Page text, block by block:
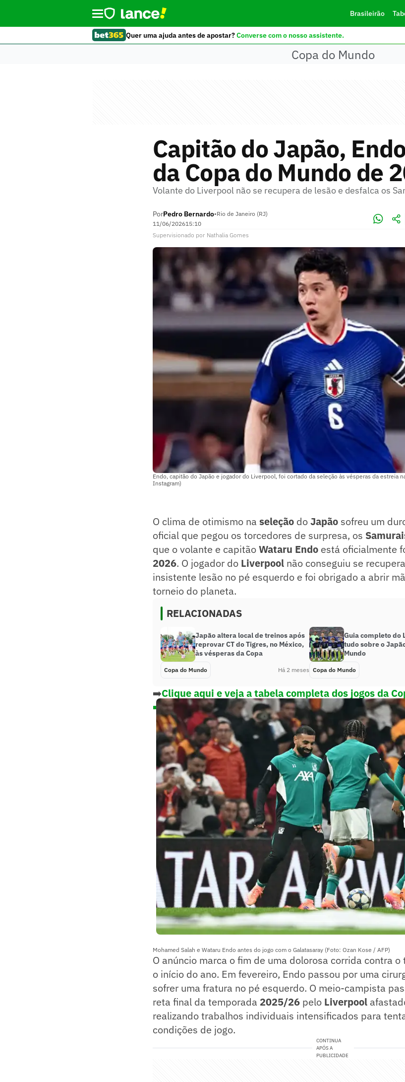
Brasileirão
Quer uma ajuda antes de apostar?Converse com o nosso assistente.
Copa do Mundo
Capitão do Japão,
da Copa do Mundo de
Volante do Liverpool não se recupera de lesão e desfalca os
PorPedro Bernardo•Rio de Janeiro (RJ)
11/06/202615:10
Supervisionado por Nathalia Gomes
Endo, capitão do Japão e jogador do Liverpool, foi cortado da seleção às vésperas da estreia
Instagram)
O clima de otimismo na seleção doJapão sofreu um
oficial que pegou os torcedores de surpresa, os
que o volante e capitãoWataru Endo está oficialmente
2026. O jogador do Liverpool não conseguiu se
insistente lesão no pé esquerdo e foi obrigado a abrir
torneio do planeta.
RELACIONADAS
Japão altera local de treinos após
reprovar CT do Tigres, no México,
às vésperas da Copa
Copa do Mundo Há 2 meses
Guia completo do
tudo sobre o
Mundo
Copa do Mundo
➡️Clique aqui e veja a tabela completa dos jogos da
➡️Simule os resultados dos jogos do Mundial
Mohamed Salah e Wataru Endo antes do jogo com o Galatasaray (Foto: Ozan Kose / AFP)
O anúncio marca o fim de uma dolorosa corrida contra
o início do ano. Em fevereiro, Endo passou por uma
sofrer uma fratura no pé esquerdo. O meio-campista
reta final da temporada 2025/26 pelo Liverpool
realizando trabalhos individuais intensificados para
condições de jogo.
CONTINUA
APÓS A
PUBLICIDADE